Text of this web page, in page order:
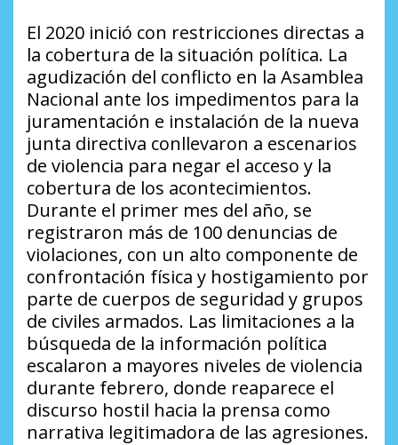
El 2020 inició con restricciones directas a
la cobertura de la situación política. La
agudización del conflicto en la Asamblea
Nacional ante los impedimentos para la
juramentación e instalación de la nueva
junta directiva conllevaron a escenarios
de violencia para negar el acceso y la
cobertura de los acontecimientos.
Durante el primer mes del año, se
registraron más de 100 denuncias de
violaciones, con un alto componente de
confrontación física y hostigamiento por
parte de cuerpos de seguridad y grupos
de civiles armados. Las limitaciones a la
búsqueda de la información política
escalaron a mayores niveles de violencia
durante febrero, donde reaparece el
discurso hostil hacia la prensa como
narrativa legitimadora de las agresiones.